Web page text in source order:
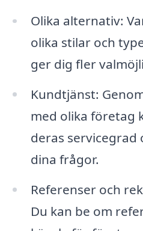
Olika alternativ:
olika stilar och
ger dig fler
Kundtjänst:
med olika företag
deras
dina frågor.
Referenser och
Du kan be om